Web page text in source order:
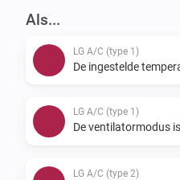
Als...
LG A/C (type 1)
De ingestelde
LG A/C (type 1)
De ventilatormodus
LG A/C (type 2)